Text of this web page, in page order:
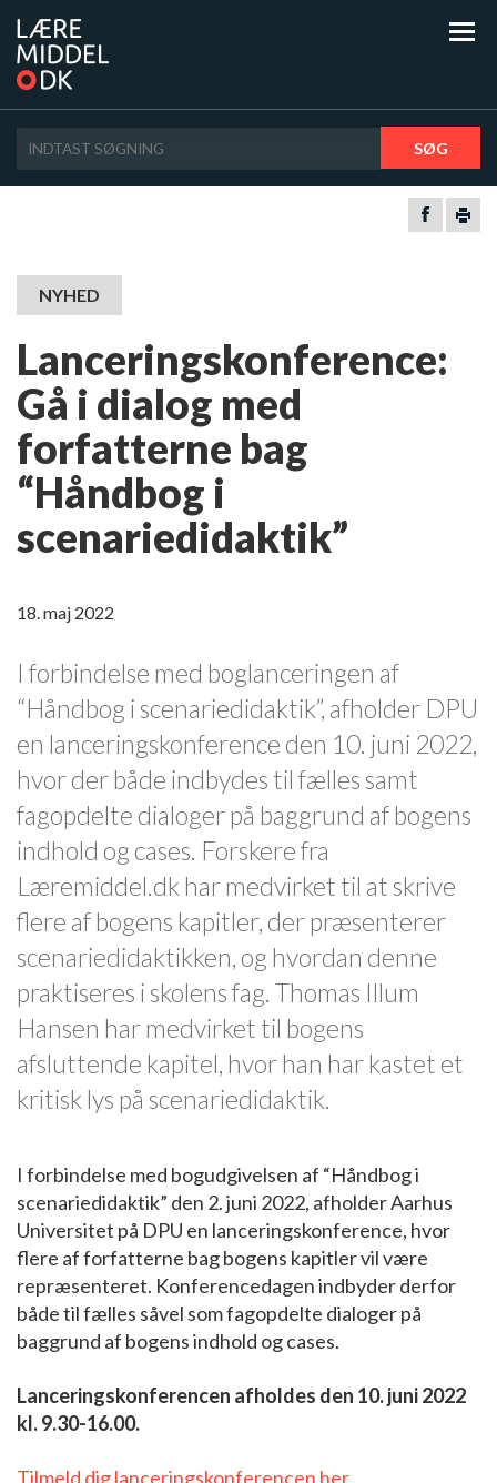
SØG
NYHED
Lanceringskonference:
Gå i dialog med
forfatterne bag
“Håndbog i
scenariedidaktik”
18. maj 2022
I forbindelse med boglanceringen af
“Håndbog i scenariedidaktik”, afholder DPU
en lanceringskonference den 10. juni 2022,
hvor der både indbydes til fælles samt
fagopdelte dialoger på baggrund af bogens
indhold og cases. Forskere fra
Læremiddel.dk har medvirket til at skrive
flere af bogens kapitler, der præsenterer
scenariedidaktikken, og hvordan denne
praktiseres i skolens fag. Thomas Illum
Hansen har medvirket til bogens
afsluttende kapitel, hvor han har kastet et
kritisk lys på scenariedidaktik.
I forbindelse med bogudgivelsen af “Håndbog i
scenariedidaktik” den 2. juni 2022, afholder Aarhus
Universitet på DPU en lanceringskonference, hvor
flere af forfatterne bag bogens kapitler vil være
repræsenteret. Konferencedagen indbyder derfor
både til fælles såvel som fagopdelte dialoger på
baggrund af bogens indhold og cases.
Lanceringskonferencen afholdes den 10. juni 2022
kl. 9.30-16.00.
Tilmeld dig lanceringskonferencen her